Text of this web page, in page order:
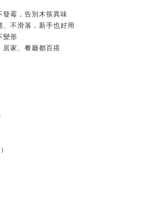
霉，告別木筷異味
不滑落，新手也好用
變形
家、餐廳都百搭